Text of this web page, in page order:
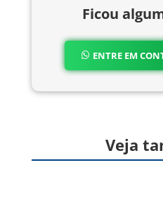
Ficou
ENTRE EM
Veja